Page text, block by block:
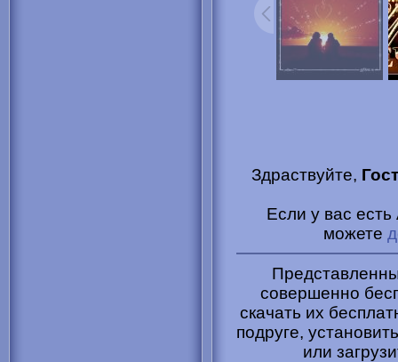
Здраствуйте,
Если у вас
можете
совершенно
скачать их
подруге,
или